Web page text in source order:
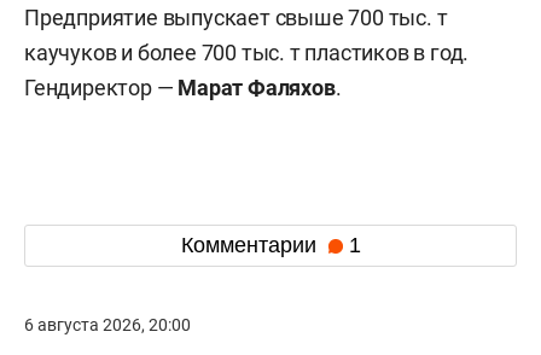
Предприятие выпускает свыше 700 тыс. т
каучуков и более 700 тыс. т пластиков в год.
Гендиректор — Марат Фаляхов.
Комментарии 1
6 августа 2026, 20:00